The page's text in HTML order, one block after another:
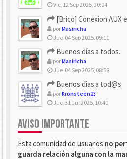
Vie, 12 Sep 2025, 20:04
[Brico] Conexion AUX
porMasiricha
Jue, 04 Sep 2025, 09:11
Buenos días a todos.
porMasiricha
Jue, 04 Sep 2025, 08:58
Buenos dias a tod@s
porKronsteen23
Jue, 31 Jul 2025, 10:40
AVISO IMPORTANTE
Esta comunidad de usuarios no
guarda relación alguna con la